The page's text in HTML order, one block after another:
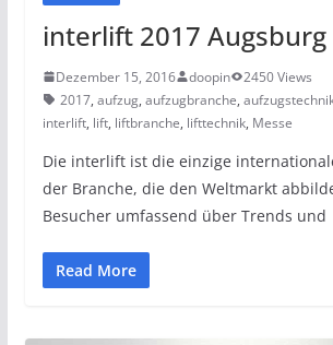
interlift 2017 Augsburg
Dezember 15, 2016 doopin
2450 Views
2017, aufzug, aufzugbranche,
interlift, lift, liftbranche, lifttechnik, Messe
Die interlift ist die einzige
der Branche, die den Weltmarkt
Besucher umfassend über Trends und
Read More